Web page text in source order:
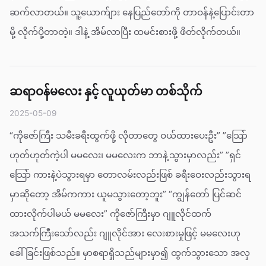
ဆက်လာတယ်။ သူ့ယောက်ျား နေပြည်တော်ကို တာဝန်နဲ့ပြောင်းတာ
မို့ လိုက်ပို့တာတဲ့။ ဒါနဲ့ အိမ်လာပြီး ထမင်းစားဖို့ ဖိတ်လိုက်တယ်။
ဆရာဝန်မလေး နှင့် လူယုတ်မာ တစ်သိုက်
2025-05-09
“ကိုဇော်ကြီး သမီးခရီးထွက်ဖို့ လိုတာတွေ ဝယ်ထားပေးဦး” ”သြော်
ဟုတ်ဟုတ်ကဲ့ပါ မမလေး၊ မမလေးက ဘာနဲ့သွားမှာလည်း” ”ရှင်
သြော် ကားနဲ့ပဲသွားရမှာ တောလမ်းလည်းဖြစ် ခရီးဝေးလည်းသွားရ
မှာဆိုတော့ အိမ်ကကား ယူမသွားတော့ဘူး” “ကျွန်တော် ပြင်ဆင်
ထားလိုက်ပါမယ် မမလေး” ကိုဇော်ကြီးမှာ ဂျူလိုင်ထက်
အသက်ကြီးသော်လည်း ဂျူလိုင်အား လေးစားမှုဖြင့် မမလေးဟု
ခေါ်ခြင်းဖြစ်သည်။ မှာစရာရှိသည်များမှာ၍ ထွက်သွားသော အလှ